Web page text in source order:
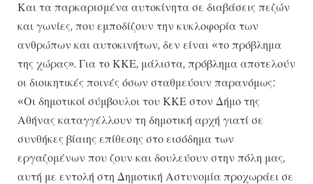
Και τα παρκαρισμένα αυτοκίνητα σε διαβάσεις πεζών
και γωνίες, που εμποδίζουν την κυκλοφορία των
ανθρώπων και αυτοκινήτων, δεν είναι «το πρόβλημα
της χώρας». Για το ΚΚΕ, μάλιστα, πρόβλημα αποτελούν
οι διοικητικές ποινές όσων σταθμεύουν παρανόμως:
«Οι δημοτικοί σύμβουλοι του ΚΚΕ στον Δήμο της
Αθήνας καταγγέλλουν τη δημοτική αρχή γιατί σε
συνθήκες βίαιης επίθεσης στο εισόδημα των
εργαζομένων που ζουν και δουλεύουν στην πόλη μας,
αυτή με εντολή στη Δημοτική Αστυνομία προχωράει σε